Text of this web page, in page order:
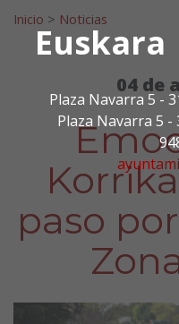
Euskara
Plaza Navarra 5 -
Plaza Navarra 5 -
Search for:
Inicio > Noticias
04 de
paso